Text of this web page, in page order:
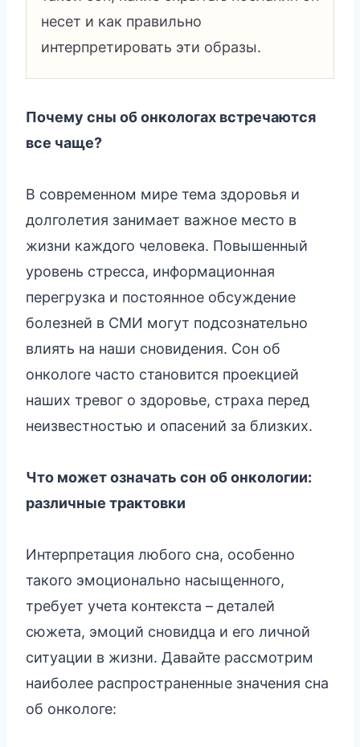
несет и как правильно
интерпретировать эти образы.
Почему сны об онкологах встречаются
все чаще?
В современном мире тема здоровья и
долголетия занимает важное место в
жизни каждого человека. Повышенный
уровень стресса, информационная
перегрузка и постоянное обсуждение
болезней в СМИ могут подсознательно
влиять на наши сновидения. Сон об
онкологе часто становится проекцией
наших тревог о здоровье, страха перед
неизвестностью и опасений за близких.
Что может означать сон об онкологии:
различные трактовки
Интерпретация любого сна, особенно
такого эмоционально насыщенного,
требует учета контекста – деталей
сюжета, эмоций сновидца и его личной
ситуации в жизни. Давайте рассмотрим
наиболее распространенные значения сна
об онкологе: